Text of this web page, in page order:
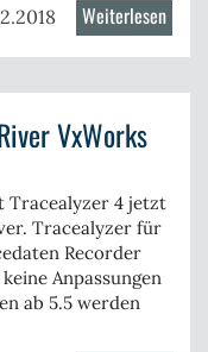
Weiterlesen
für
VxWorks
Tracealyzer 4 jetzt
Tracealyzer für
Recorder
Anpassungen
ab 5.5 werden